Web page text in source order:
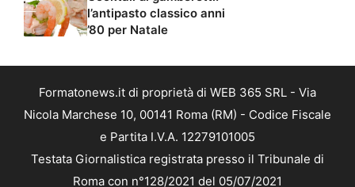
l’antipasto classico anni
’80 per Natale
Formatonews.it di proprietà di WEB 365 SRL - Via
Nicola Marchese 10, 00141 Roma (RM) - Codice Fiscale
e Partita I.V.A. 12279101005
Testata Giornalistica registrata presso il Tribunale di
Roma con n°128/2021 del 05/07/2021